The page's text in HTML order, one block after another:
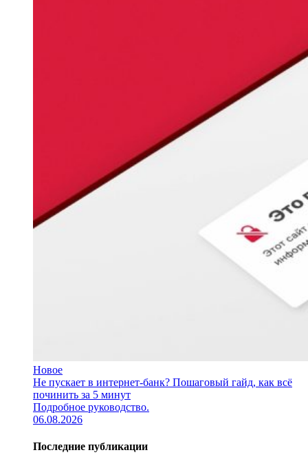
Новое
Не пускает в интернет-банк? Пошаговый гайд, как всё
починить за 5 минут
Подробное руководство.
06.08.2026
Последние публикации